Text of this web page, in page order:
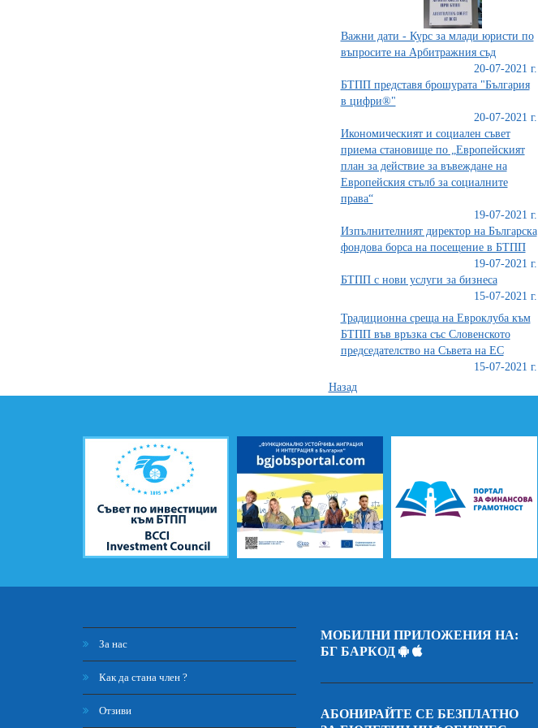
Важни дати - Курс за млади юристи по
въпросите на Арбитражния съд
20-07-2021 г.
БТПП представя брошурата "България
в цифри®"
20-07-2021 г.
Икономическият и социален съвет
приема становище по „Европейският
план за действие за въвеждане на
Европейския стълб за социалните
права“
19-07-2021 г.
Изпълнителният директор на Българска
фондова борса на посещение в БТПП
19-07-2021 г.
БТПП с нови услуги за бизнеса
15-07-2021 г.
Традиционна среща на Евроклуба към
БТПП във връзка със Словенското
председателство на Съвета на ЕС
15-07-2021 г.
Назад
За нас
Как да стана член ?
Отзиви
МОБИЛНИ ПРИЛОЖЕНИЯ НА:
БГ БАРКОД
АБОНИРАЙТЕ СЕ БЕЗПЛАТНО